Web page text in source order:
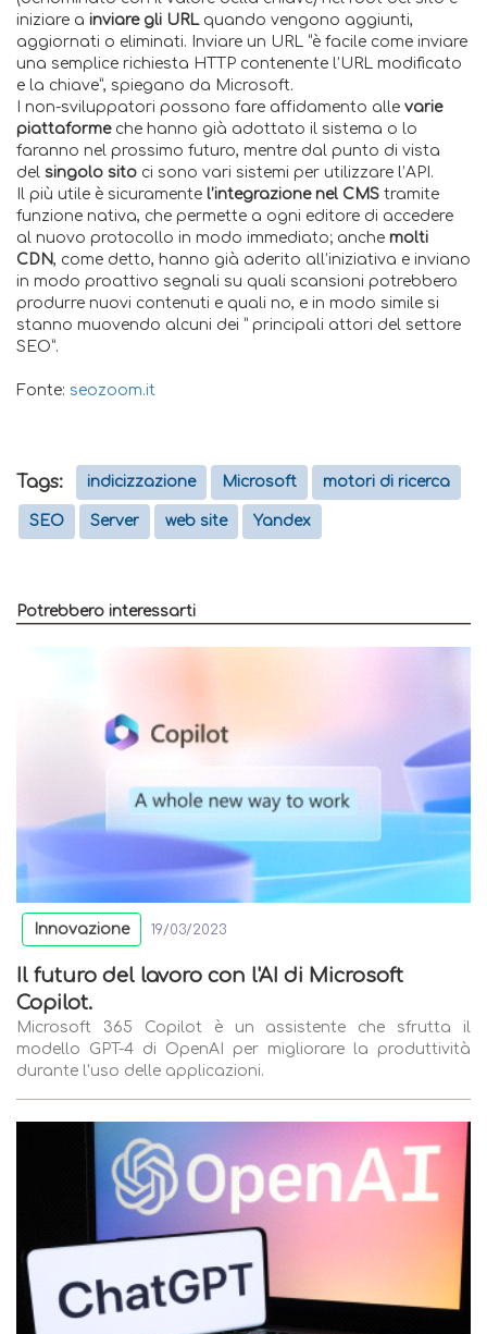
iniziare a inviare gli URLquando vengono aggiunti,
aggiornati o eliminati. Inviare un URL “è facile come inviare
una semplice richiesta HTTP contenente l’URL modificato
e la chiave”, spiegano da Microsoft.
I non-sviluppatori possono fare affidamento alle varie
piattaformeche hanno già adottato il sistema o lo
faranno nel prossimo futuro, mentre dal punto di vista
del singolo sito ci sono vari sistemi per utilizzare l’API.
Il più utile è sicuramente l’integrazione nel CMS tramite
funzione nativa, che permette a ogni editore di accedere
al nuovo protocollo in modo immediato; anche molti
CDN, come detto, hanno già aderito all’iniziativa e inviano
in modo proattivo segnali su quali scansioni potrebbero
produrre nuovi contenuti e quali no, e in modo simile si
stanno muovendo alcuni dei ” principali attori del settore
SEO”.
Fonte: seozoom.it
Tags: indicizzazione Microsoft motori di ricerca
SEO Server web site Yandex
Potrebbero interessarti
Innovazione 19/03/2023
Il futuro del lavoro con l'AI di Microsoft
Copilot.
Microsoft 365 Copilot è un assistente che sfrutta il
modello GPT-4 di OpenAI per migliorare la produttività
durante l'uso delle applicazioni.